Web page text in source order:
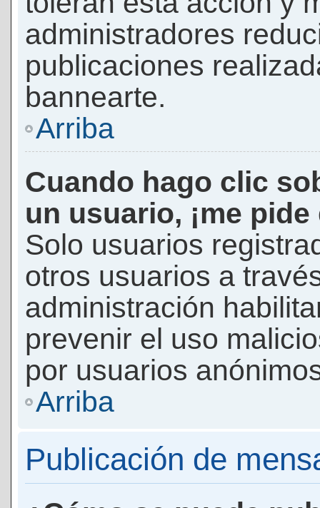
administradores
publicaciones
bannearte.
Arriba
Cuando hago clic
un usuario, ¡me
Solo usuarios
otros usuarios a
administración
prevenir el uso
por usuarios
Arriba
Publicación de